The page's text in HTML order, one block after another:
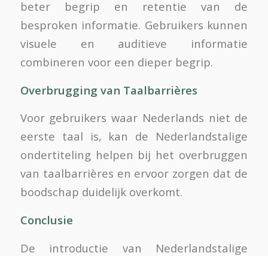
beter begrip en retentie van de
besproken informatie. Gebruikers kunnen
visuele en auditieve informatie
combineren voor een dieper begrip.
Overbrugging van Taalbarrières
Voor gebruikers waar Nederlands niet de
eerste taal is, kan de Nederlandstalige
ondertiteling helpen bij het overbruggen
van taalbarrières en ervoor zorgen dat de
boodschap duidelijk overkomt.
Conclusie
De introductie van Nederlandstalige